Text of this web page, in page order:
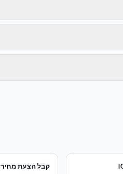
קבל הצעת מחיר